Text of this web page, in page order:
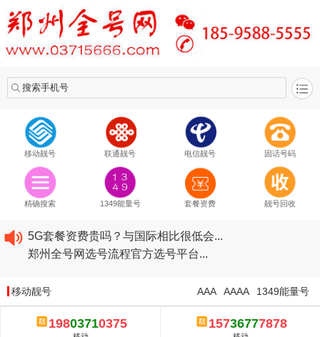
搜索手机号
移动靓号 联通靓号 电信靓号 固话号码
精确搜索 1349能量号 套餐资费 靓号回收
2020​移动最新套餐资费...
2020​联通最新套餐资费...
5G套餐资费贵吗？与国际相比很低会...
郑州全号网选号流程官方选号平台...
2020​联通最新套餐资费...
2020​电信最新套餐资费...
5G套餐资费贵吗？与国际相比很低会...
移动靓号 1349能量号
AAAA
AAA
19803710375 15736777878